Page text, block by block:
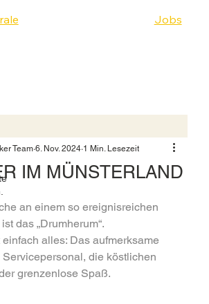
Jobs
IM MÜNSTERLAND
Team 6. Nov. 2024 1 Min. Lesezeit
an einem so ereignisreichen
das „Drumherum“.
alles: Das aufmerksame
die köstlichen
grenzenlose Spaß.